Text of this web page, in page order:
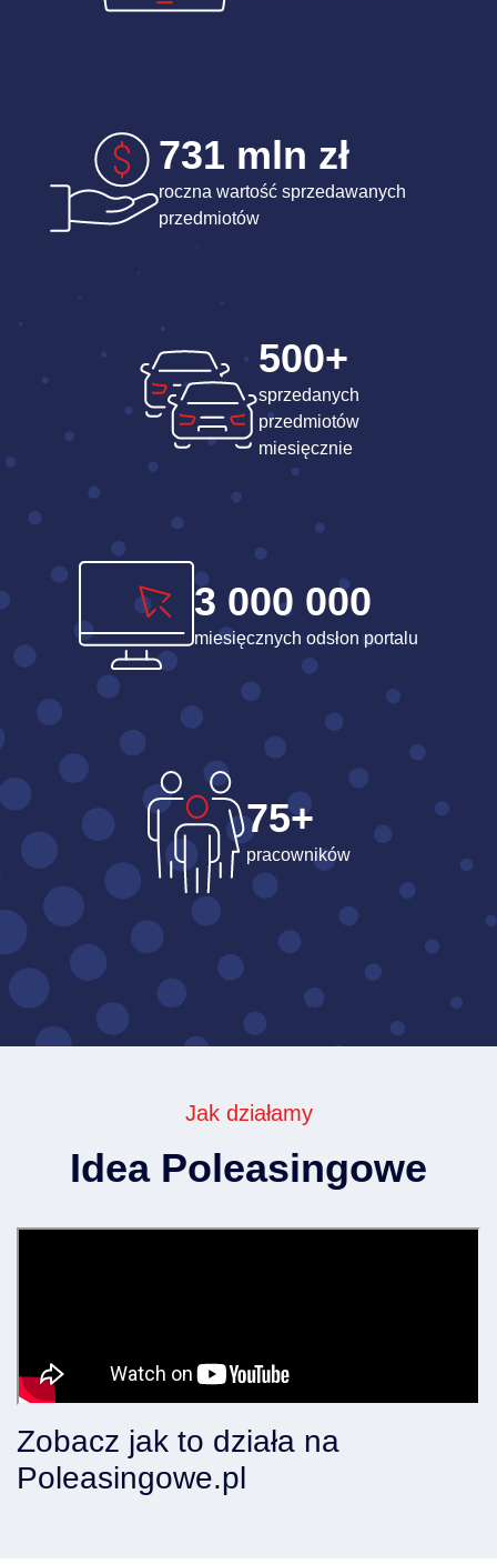
731 mln zł
roczna wartość sprzedawanych
przedmiotów
500+
sprzedanych
przedmiotów
miesięcznie
3 000 000
miesięcznych odsłon portalu
75+
pracowników
Jak działamy
Idea Poleasingowe
Zobacz jak to działa na
Poleasingowe.pl